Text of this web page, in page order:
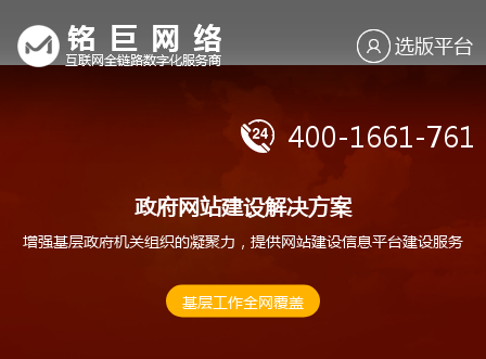
选版平台
400-1661-761
政府网站建设解决方案
增强基层政府机关组织的凝聚力，提供网站建设信息平台建设服务
基层工作全网覆盖